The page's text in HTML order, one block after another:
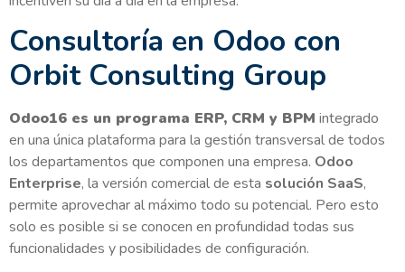
Consultoría en Odoo con
Orbit Consulting Group
Odoo16 es un programa ERP, CRM y BPM integrado
en una única plataforma para la gestión transversal de todos
los departamentos que componen una empresa. Odoo
Enterprise, la versión comercial de esta solución SaaS,
permite aprovechar al máximo todo su potencial. Pero esto
solo es posible si se conocen en profundidad todas sus
funcionalidades y posibilidades de configuración.